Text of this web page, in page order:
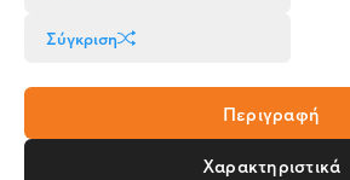
Σύγκριση
Περιγραφή
Χαρακτηριστικά